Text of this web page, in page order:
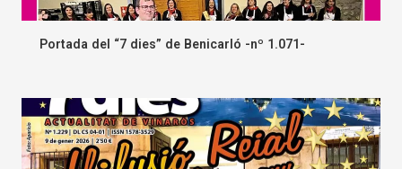
Portada del “7 dies” de Benicarló -nº 1.071-